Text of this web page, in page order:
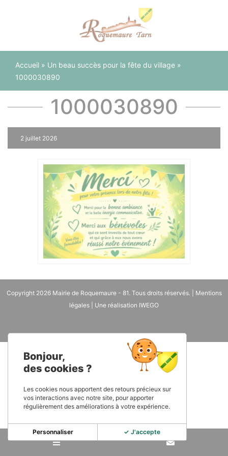
Accueil » Un beau succès pour la fête du village »
1000030890
1000030890
2 juillet 2026
Copyright 2026 Mairie de Roquemaure - 81. Tous droits réservés. | Mentions
légales | Une réalisation IWEGO
Bonjour,
des cookies ?
Les cookies nous apportent des retours précieux sur
vos interactions avec notre site, pour apporter
régulièrement des améliorations à votre expérience.
✓ J'accepte
Personnaliser